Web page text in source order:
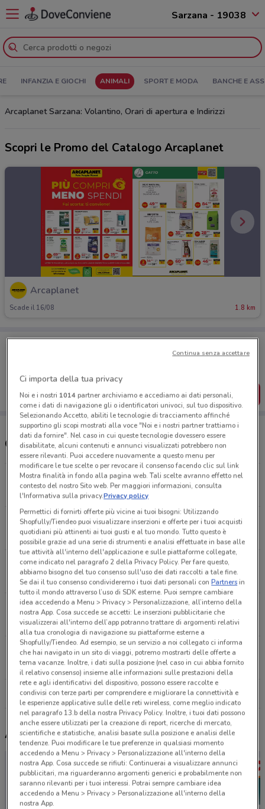
Sarzana - 19038
INFANZIA E GIOCHI ANIMALI SPORT E MODA BANCHE E
Arcaplanet Sarzana: Volantino, Orari di apertura e Indirizzi
Scopri le Promo del Catalogo Arcaplanet
Arcaplanet
Scade il 16/08 1.8 km
Porta DoveConviene sempre con te!
Puoi trovare le migliori offerte dei negozi vicino a te,
SCARICA L’APP
Orari e Negozi Arcaplanet
Via Aurelia, snc Sarzana
1.8 km
APERTO
Via Cisa Sud, 6 Santo Stefano Di Magra
3.1 km
APERTO
Via Fontevivo, 17 La Spezia
10.1 km
APERTO
Viale Xx Settembre, 272 Carrara
10.5 km
APERTO
Via Di Monale 23/25/27/29 La Spezia
11.5 km
CHIUSO
Tutti i negozi Arcaplanet
Altri volantini nelle vicinanze
Ci importa della tua privacy
Noi e i nostri 1014partner archiviamo e accediamo ai dati personali,
come i dati di navigazione gli o identificatori univoci, sul tuo dispositivo.
Selezionando Accetto, abiliti le tecnologie di tracciamento affinché
supportino gli scopi mostrati alla voce "Noi e i nostri partner trattiamo i
dati da fornire". Nel caso in cui queste tecnologie dovessero essere
disabilitate, alcuni contenuti e annunci visualizzati potrebbero non
essere rilevanti. Puoi accedere nuovamente a questo menu per
modificare le tue scelte o per revocare il consenso facendo clic sul link
Mostra finalità in fondo alla pagina web. Tali scelte avranno effetto nel
contesto del nostro Sito web. Per maggiori informazioni, consulta
l'Informativa sulla privacy.Privacy policy
Permettici di fornirti offerte più vicine ai tuoi bisogni: Utilizzando
Shopfully/Tiendeo puoi visualizzare inserzioni e offerte per i tuoi acquisti
quotidiani più attinenti ai tuoi gusti e al tuo mondo. Tutto questo è
possibile grazie ad una serie di strumenti e analisi effettuate in base alle
tue attività all'interno dell'applicazione e sulle piattaforme collegate,
come indicato nel paragrafo 2 della Privacy Policy. Per fare questo,
abbiamo bisogno del tuo consenso sull'uso dei dati raccolti a tale fine.
Se dai il tuo consenso condivideremo i tuoi dati personali conPartnersin
tutto il mondo attraverso l’uso di SDK esterne. Puoi sempre cambiare
idea accedendo a Menu > Privacy > Personalizzazione, all’interno della
nostra App. Cosa succede se accetti: Le inserzioni pubblicitarie che
visualizzerai all'interno dell’app potranno trattare di argomenti relativi
alla tua cronologia di navigazione su piattaforme esterne a
Shopfully/Tiendeo. Ad esempio, se un servizio a noi collegato ci informa
che hai navigato in un sito di viaggi, potremo mostrarti delle offerte a
tema vacanze. Inoltre, i dati sulla posizione (nel caso in cui abbia fornito
il relativo consenso) insieme alle informazioni sulle prestazioni della
rete e agli identificativi del dispositivo, possono essere raccolte e
condivisi con terze parti per comprendere e migliorare la connettività e
le esperienze applicative sulle delle reti wireless, come meglio indicato
nel paragrafo 13.b della nostra Privacy Policy. Inoltre, i tuoi dati possono
anche essere utilizzati per la creazione di report, ricerche di mercato,
scientifiche e statistiche, analisi basate sulla posizione e analisi delle
tendenze. Puoi modificare le tue preferenze in qualsiasi momento
accedendo a Menu > Privacy > Personalizzazione all'interno della
nostra App. Cosa succede se rifiuti: Continuerai a visualizzare annunci
pubblicitari, ma riguarderanno argomenti generici e probabilmente non
saranno rilevanti per i tuoi interessi. Potrai sempre cambiare idea
accedendo a Menu > Privacy > Personalizzazione all'interno della
nostra App.
Continua senza accettare